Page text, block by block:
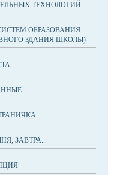
ТЕХНОЛОГИЙ
ОБРАЗОВАНИЯ
ЗДАНИЯ ШКОЛЫ)
ЗАВТРА...